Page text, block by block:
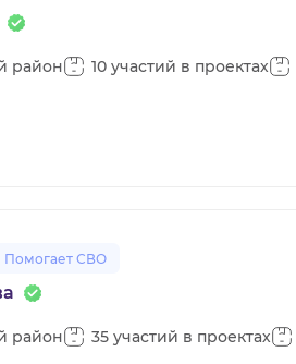
район 10 участий в проектах
Помогает СВО
район 35 участий в проектах